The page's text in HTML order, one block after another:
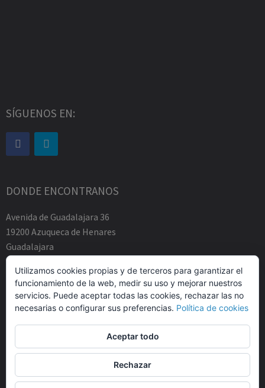
SÍGUENOS EN:
DONDE ENCONTRANOS
Avenida de Guadalajara 36
19200 Azuqueca de Henares
Guadalajara
Tfno.-+34 949883219
contacto@abogadosfda.eu
Mañanas de 10:00a 14:00
Tardes de 17:00 a 20:00
© Agustin Zamarro Mogarra Abogados 2026.Allegianttema de
Utilizamos cookies propias y de terceros para garantizar el
funcionamiento de la web, medir su uso y mejorar nuestros
servicios. Puede aceptar todas las cookies, rechazar las no
necesarias o configurar sus preferencias. Política de cookies
Aceptar todo
Rechazar